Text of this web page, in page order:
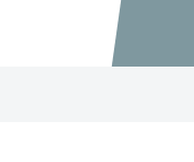
Accéder